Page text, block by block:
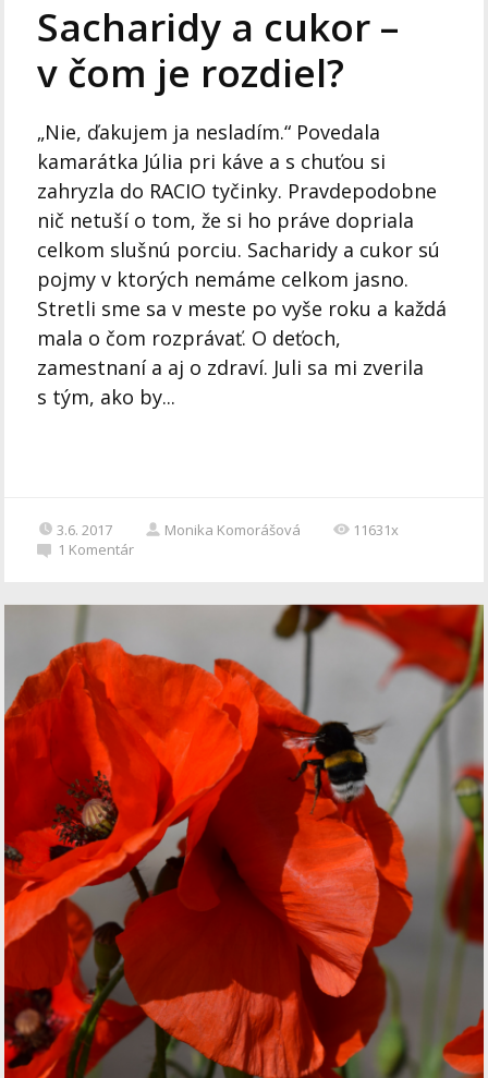
Sacharidy a cukor –
v čom je rozdiel?
„Nie, ďakujem ja nesladím.“ Povedala
kamarátka Júlia pri káve a s chuťou si
zahryzla do RACIO tyčinky. Pravdepodobne
nič netuší o tom, že si ho práve dopriala
celkom slušnú porciu. Sacharidy a cukor sú
pojmy v ktorých nemáme celkom jasno.
Stretli sme sa v meste po vyše roku a každá
mala o čom rozprávať. O deťoch,
zamestnaní a aj o zdraví. Juli sa mi zverila
s tým, ako by...
3.6. 2017 Monika Komorášová
11631x
1 Komentár